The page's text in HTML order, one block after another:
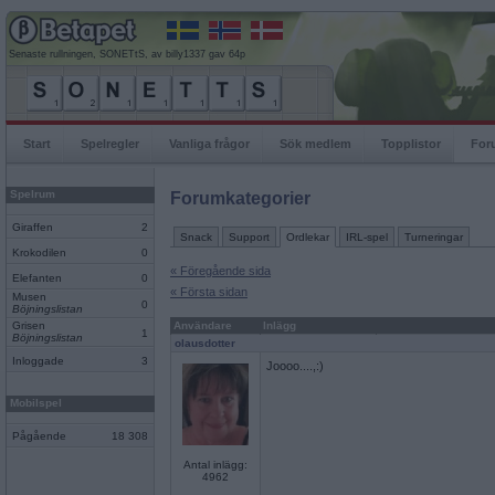
Senaste rullningen, SONETtS, av billy1337 gav 64p
Start Spelregler Vanliga frågor Sök medlem Topplistor
Spelrum
Giraffen 2
Krokodilen 0
Elefanten
0
Musen
Böjningslistan
0
Grisen
Böjningslistan
1
Inloggade 3
Mobilspel
Pågående 18 308
Forumkategorier
Snack Support Ordlekar IRL-spel Turneringar
« Föregående sida
« Första sidan
Användare
Inlägg
olausdotter
Antal inlägg:
4962
Joooo....,:)